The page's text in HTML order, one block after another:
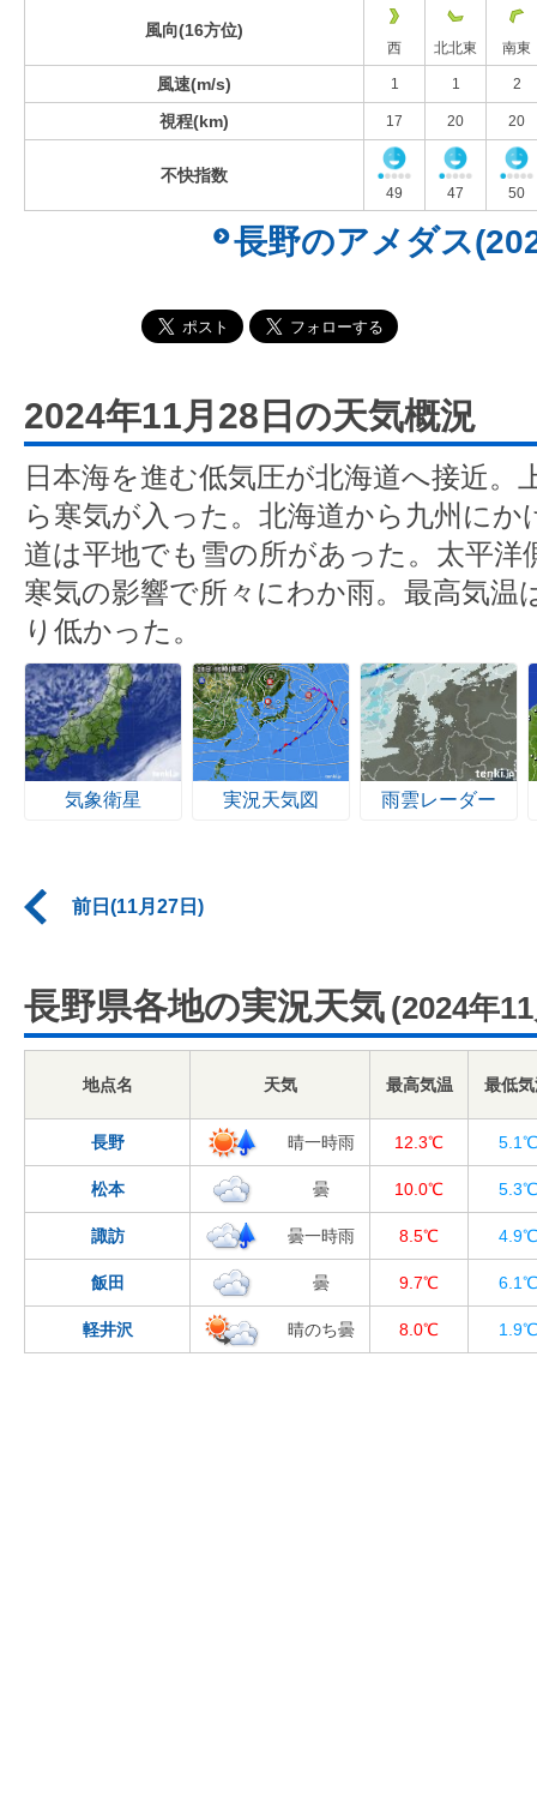
風向(16方位)
西 北北東 南東
風速(m/s) 1 1 2
視程(km) 17 20 20
不快指数
49 47 50
長野のアメダス
2024年11月28日の天気概況
日本海を進む低気圧が北海道へ接近。
ら寒気が入った。北海道から九州にか
道は平地でも雪の所があった。太平洋
寒気の影響で所々にわか雨。最高気温
り低かった。
気象衛星 実況天気図 雨雲レーダー
前日(11月27日)
長野県各地の実況天気 (2024年
地点名 天気 最高気温 最低
長野 晴一時雨 12.3℃ 5.1℃
松本 曇 10.0℃ 5.3℃
諏訪 曇一時雨 8.5℃ 4.9℃
飯田 曇 9.7℃ 6.1℃
軽井沢 晴のち曇 8.0℃ 1.9℃